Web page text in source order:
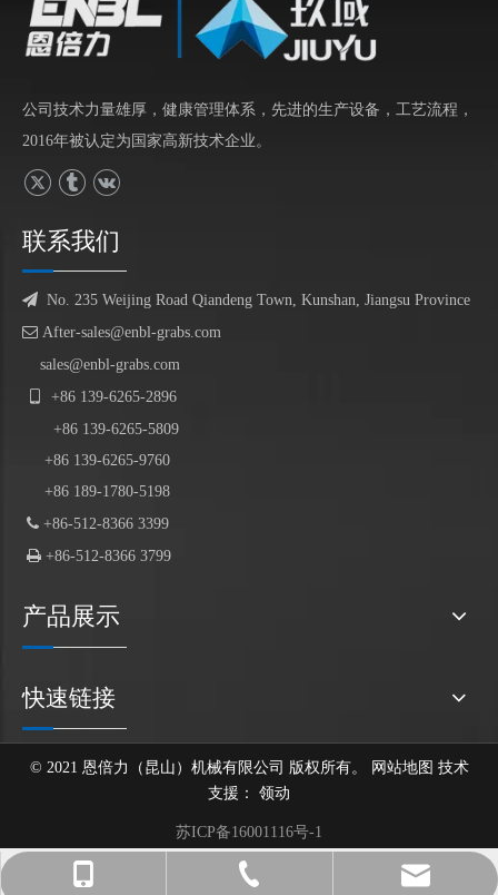
+86 139-6265-9760
+86-512-8366 3399
After-sales@enbl-grabs.com
公司技术力量雄厚，健康管理体系，先进的生产设备，工艺流程，
2016年被认定为国家高新技术企业。
联系我们
 No. 235 Weijing Road Qiandeng Town, Kunshan, Jiangsu Province
 After-sales@enbl-grabs.com
sales@enbl-grabs.com
+86 139-6265-2896
+86 139-6265-5809
+86 139-6265-9760
+86 189-1780-5198
 +86-512-8366 3399
 +86-512-8366 3799
产品展示
快速链接
© 2021 恩倍力（昆山）机械有限公司 版权所有。 网站地图 技术
支援： 领动
苏ICP备16001116号-1